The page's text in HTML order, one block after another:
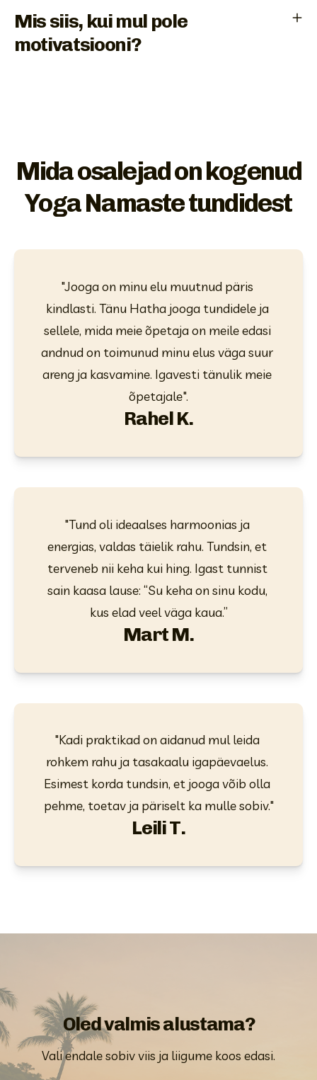
Mis siis, kui mul pole
motivatsiooni?
Mida osalejad on kogenud
Yoga Namaste tundidest
"Jooga on minu elu muutnud päris
kindlasti. Tänu Hatha jooga tundidele ja
sellele, mida meie õpetaja on meile edasi
andnud on toimunud minu elus väga suur
areng ja kasvamine. Igavesti tänulik meie
õpetajale".
Rahel K.
"Tund oli ideaalses harmoonias ja
energias, valdas täielik rahu. Tundsin, et
terveneb nii keha kui hing. Igast tunnist
sain kaasa lause: “Su keha on sinu kodu,
kus elad veel väga kaua.”
Mart M.
"Kadi praktikad on aidanud mul leida
rohkem rahu ja tasakaalu igapäevaelus.
Esimest korda tundsin, et jooga võib olla
pehme, toetav ja päriselt ka mulle sobiv."
Leili T.
Oled valmis alustama?
Vali endale sobiv viis ja liigume koos edasi.